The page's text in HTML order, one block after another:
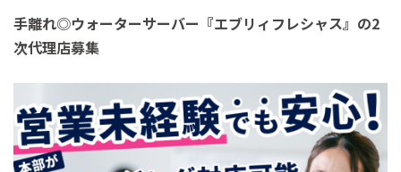
手離れ◎ウォーターサーバー『エブリィフレシャス』の2
次代理店募集